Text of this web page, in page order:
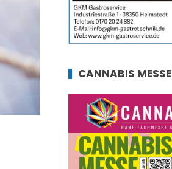
CANNABIS MESSE